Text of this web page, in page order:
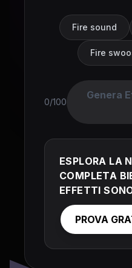
Fire sound
Fire
0/100
Genera
ESPLORA LA
COMPLETA
EFFETTI
PROVA